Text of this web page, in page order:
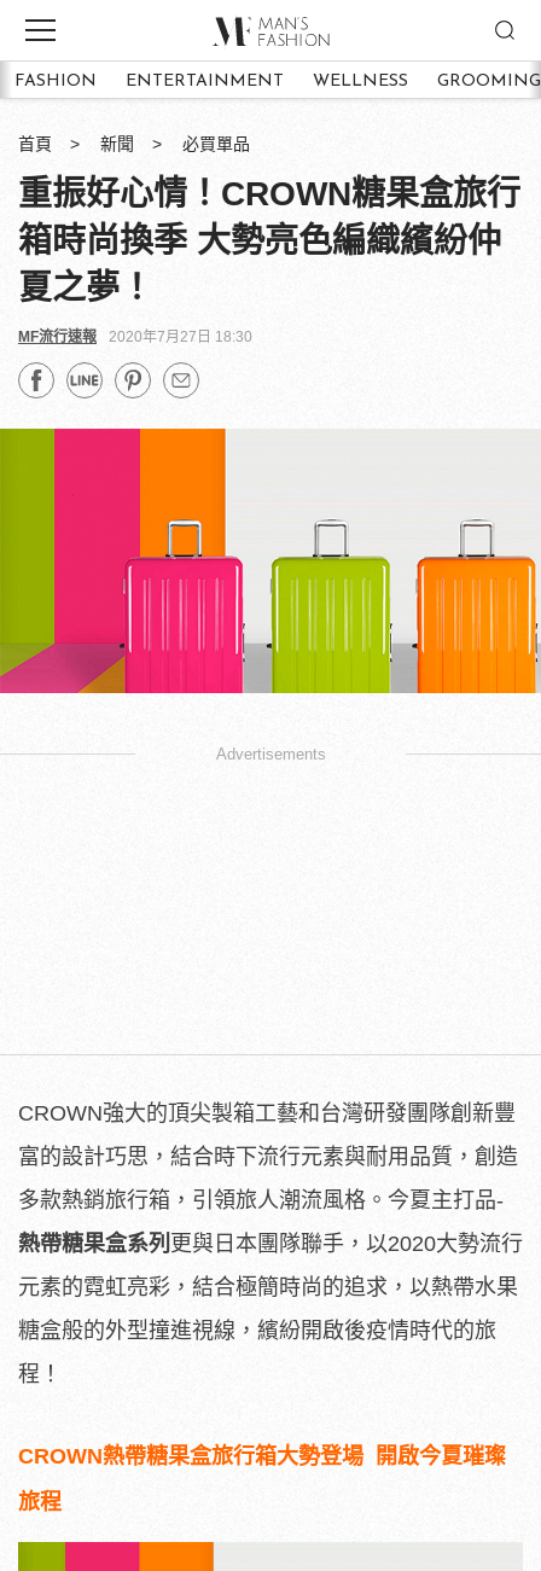
FASHION ENTERTAINMENT WELLNESS GROOMING
首頁 新聞 必買單品
重振好心情！CROWN糖果盒旅行
箱時尚換季 大勢亮色編織繽紛仲
夏之夢！
MF流行速報 2020年7月27日 18:30
Advertisements
CROWN強大的頂尖製箱工藝和台灣研發團隊創新豐
富的設計巧思，結合時下流行元素與耐用品質，創造
多款熱銷旅行箱，引領旅人潮流風格。今夏主打品-
熱帶糖果盒系列 更與日本團隊聯手，以2020大勢流行
元素的霓虹亮彩，結合極簡時尚的追求，以熱帶水果
糖盒般的外型撞進視線，繽紛開啟後疫情時代的旅
程！
CROWN熱帶糖果盒旅行箱大勢登場
開啟今夏璀璨
旅程